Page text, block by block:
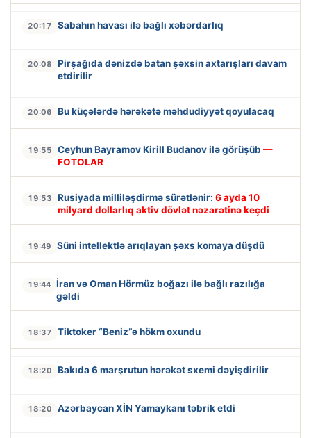
20:17 Sabahın havası ilə bağlı xəbərdarlıq
20:08
Pirşağıda dənizdə batan şəxsin axtarışları davam
etdirilir
20:06 Bu küçələrdə hərəkətə məhdudiyyət qoyulacaq
19:55 Ceyhun Bayramov Kirill Budanov ilə görüşüb —
FOTOLAR
19:53 Rusiyada milliləşdirmə sürətlənir: 6 ayda 10
milyard dollarlıq aktiv dövlət nəzarətinə keçdi
19:49 Süni intellektlə arıqlayan şəxs komaya düşdü
19:44 İran və Oman Hörmüz boğazı ilə bağlı razılığa
gəldi
18:37 Tiktoker “Beniz”ə hökm oxundu
18:20 Bakıda 6 marşrutun hərəkət sxemi dəyişdirilir
18:20 Azərbaycan XİN Yamaykanı təbrik etdi